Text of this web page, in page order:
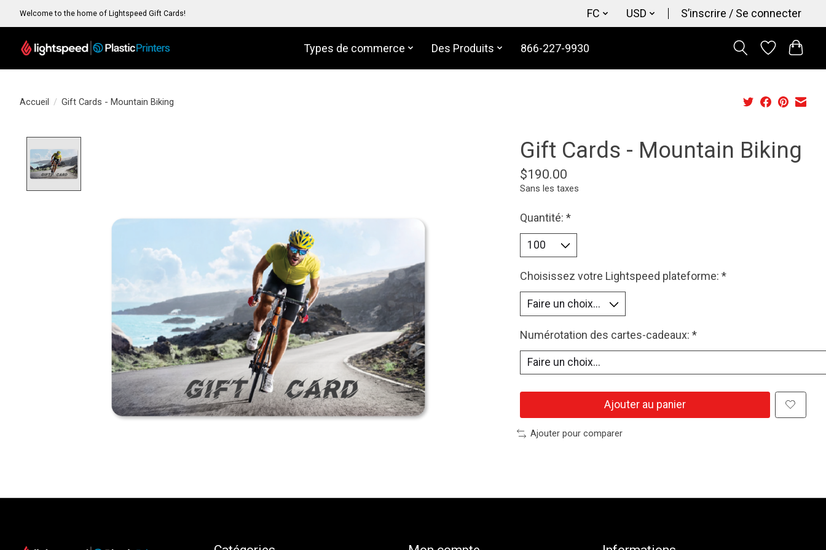
Welcome to the home of Lightspeed Gift Cards! FC USD S’inscrire / Se connecter
Types de commerce Des Produits 866-227-9930
Accueil / Gift Cards - Mountain Biking
Gift Cards - Mountain Biking
$190.00
Sans les taxes
Quantité: *
Choisissez votre Lightspeed plateforme: *
Numérotation des cartes-cadeaux: *
Ajouter au panier
Ajouter pour comparer